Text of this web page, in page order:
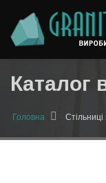
Каталог
Головна Стільниці